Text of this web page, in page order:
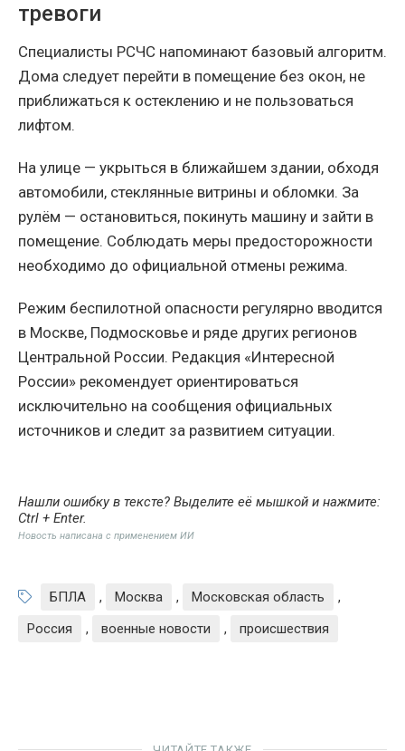
тревоги
Специалисты РСЧС напоминают базовый алгоритм.
Дома следует перейти в помещение без окон, не
приближаться к остеклению и не пользоваться
лифтом.
На улице — укрыться в ближайшем здании, обходя
автомобили, стеклянные витрины и обломки. За
рулём — остановиться, покинуть машину и зайти в
помещение. Соблюдать меры предосторожности
необходимо до официальной отмены режима.
Режим беспилотной опасности регулярно вводится
в Москве, Подмосковье и ряде других регионов
Центральной России. Редакция «Интересной
России» рекомендует ориентироваться
исключительно на сообщения официальных
источников и следит за развитием ситуации.
Нашли ошибку в тексте? Выделите её мышкой и нажмите:
Ctrl + Enter.
Новость написана с применением ИИ
БПЛА , Москва , Московская область
,
Россия
, военные новости , происшествия